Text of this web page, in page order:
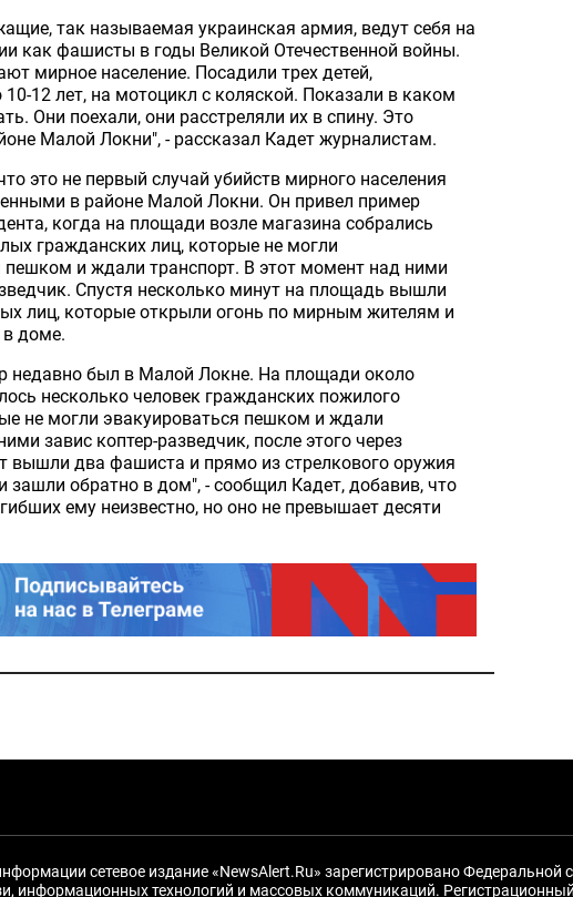
так называемая украинская армия, ведут себя на
как фашисты в годы Великой Отечественной войны.
мирное население. Посадили трех детей,
10-12 лет, на мотоцикл с коляской. Показали в каком
Они поехали, они расстреляли их в спину. Это
Малой Локни", - рассказал Кадет журналистам.
это не первый случай убийств мирного населения
в районе Малой Локни. Он привел пример
когда на площади возле магазина собрались
гражданских лиц, которые не могли
пешком и ждали транспорт. В этот момент над ними
Спустя несколько минут на площадь вышли
лиц, которые открыли огонь по мирным жителям и
доме.
недавно был в Малой Локне. На площади около
несколько человек гражданских пожилого
не могли эвакуироваться пешком и ждали
завис коптер-разведчик, после этого через
вышли два фашиста и прямо из стрелкового оружия
зашли обратно в дом", - сообщил Кадет, добавив, что
ему неизвестно, но оно не превышает десяти
сетевое издание «NewsAlert.Ru» зарегистрировано Федеральной
информационных технологий и массовых коммуникаций.